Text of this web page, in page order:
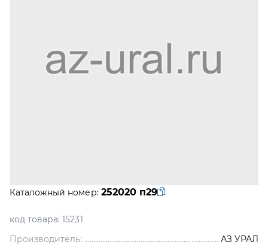
Каталожный номер: 252020 п29
код товара: 15231
Производитель:
АЗ УРАЛ